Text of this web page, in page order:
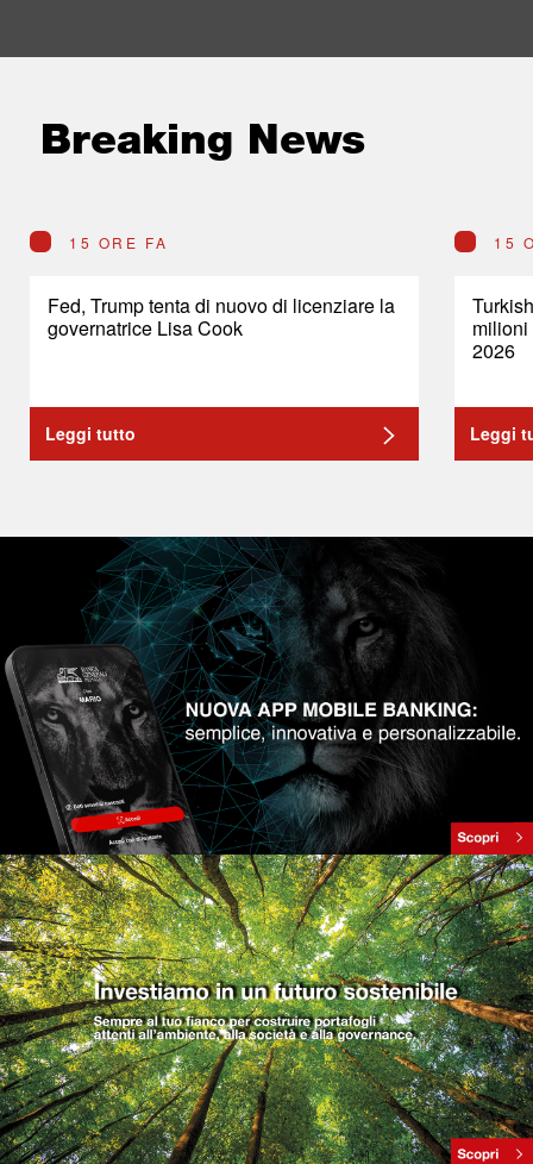
Breaking News
15 ORE FA
Fed, Trump tenta di nuovo di licenziare la
governatrice Lisa Cook
Leggi tutto
15
2026
Leggi